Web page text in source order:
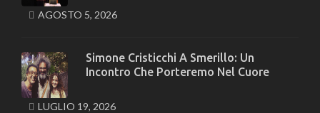
AGOSTO 5, 2026
Simone Cristicchi A Smerillo: Un
Incontro Che Porteremo Nel Cuore
LUGLIO 19, 2026